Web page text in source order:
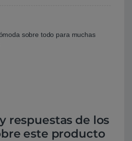
sobre todo para muchas
respuestas de los
este producto